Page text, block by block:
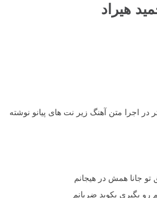
هیراد
اجرا متن آهنگ زیر نت های پیانو نوشته
تو جانا همش در هیجانم
بگیری بکوبد ضربانم